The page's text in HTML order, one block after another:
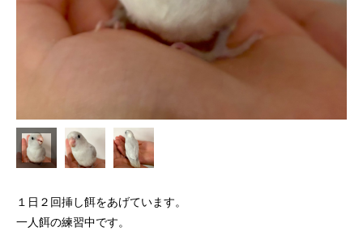
１日２回挿し餌をあげています。
一人餌の練習中です。